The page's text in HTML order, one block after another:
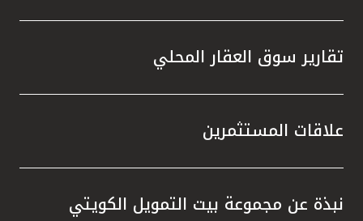
تقارير سوق العقار المحلي
علاقات المستثمرين
نبذة عن مجموعة بيت التمويل الكويتي